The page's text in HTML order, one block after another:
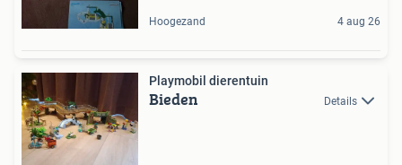
Hoogezand 4 aug 26
Playmobil dierentuin
Bieden Details